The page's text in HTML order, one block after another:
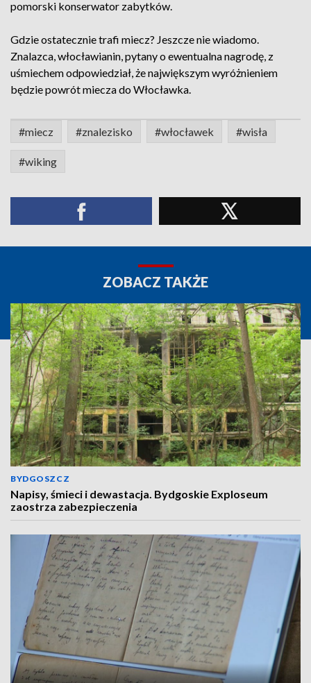
pomorski konserwator zabytków.
Gdzie ostatecznie trafi miecz? Jeszcze nie wiadomo.
Znalazca, włocławianin, pytany o ewentualna nagrodę, z
uśmiechem odpowiedział, że największym wyróżnieniem
będzie powrót miecza do Włocławka.
#miecz #znalezisko #włocławek #wisła
#wiking
ZOBACZ TAKŻE
BYDGOSZCZ
Napisy, śmieci i dewastacja. Bydgoskie Exploseum
zaostrza zabezpieczenia